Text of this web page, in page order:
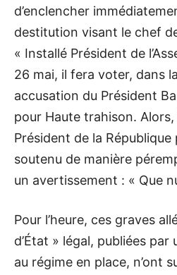
d’enclencher
destitution visant le chef
« Installé Président de
26 mai, il fera voter, dans
accusation du Président
pour Haute trahison. Alors,
Président de la
soutenu de manière
un avertissement : « Que
Pour l’heure, ces graves
d’État » légal, publiées
au régime en place, n’ont